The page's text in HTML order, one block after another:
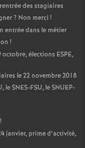
des stagiaires
? Non merci !
entrée dans le métier
!
octobre, élections ESPE,
le 22 novembre 2018
, leSNES-FSU, leSNUEP-
!
janvier, prime d’activité,